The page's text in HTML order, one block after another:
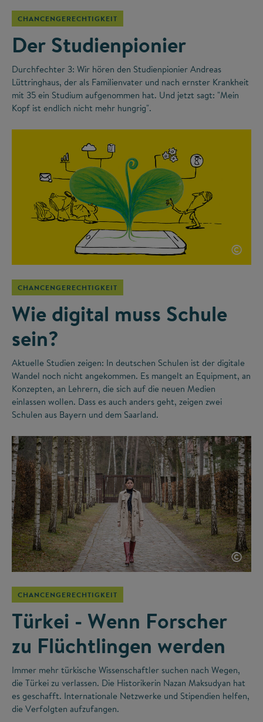
CHANCENGERECHTIGKEIT
Der Studienpionier
Durchfechter 3: Wir hören den Studienpionier Andreas
Lüttringhaus, der als Familienvater und nach ernster Krankheit
mit 35 ein Studium aufgenommen hat. Und jetzt sagt: "Mein
Kopf ist endlich nicht mehr hungrig".
©
CHANCENGERECHTIGKEIT
Wie digital muss Schule
sein?
Aktuelle Studien zeigen: In deutschen Schulen ist der digitale
Wandel noch nicht angekommen. Es mangelt an Equipment, an
Konzepten, an Lehrern, die sich auf die neuen Medien
einlassen wollen. Dass es auch anders geht, zeigen zwei
Schulen aus Bayern und dem Saarland.
©
CHANCENGERECHTIGKEIT
Türkei - Wenn Forscher
zu Flüchtlingen werden
Immer mehr türkische Wissenschaftler suchen nach Wegen,
die Türkei zu verlassen. Die Historikerin Nazan Maksudyan hat
es geschafft. Internationale Netzwerke und Stipendien helfen,
die Verfolgten aufzufangen.